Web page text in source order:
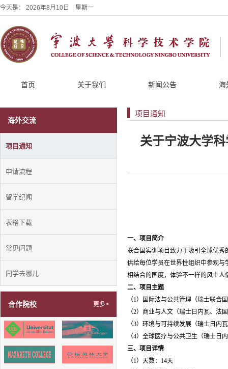
今天是： 2026年8月10日 星期一
首页 关于我们 新闻公告 海
海外交流
项目通知
申请流程
留学纪闻
表格下载
常见问题
同学去哪儿
合作院校 更多>
项目通知
关于宁波大学
一、项目简介
联合国实训项目致力于吸引全球优
供给每位学员在世界性组织中参观
相结合的国度，体验不一样的风土人
二、项目主题
（1）国际法与公共管理（瑞士联合
（2）商业与人文（瑞士日内瓦、法
（3）环境与可持续发展（瑞士日内
（4）全球医疗与公共卫生（瑞士日
三、项目详情
（1）天数：14天